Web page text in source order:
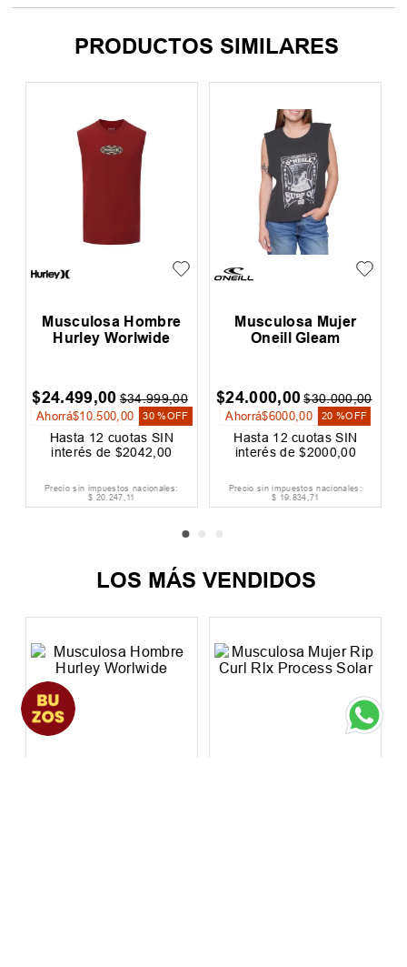
PRODUCTOS SIMILARES
Hurley Worlwide
24.499 ,00$34.999,
Hasta12cuotas SIN
Oneill Gleam
24.000,00$30.000,
Hasta12cuotas SIN
LOS MÁS VENDIDOS